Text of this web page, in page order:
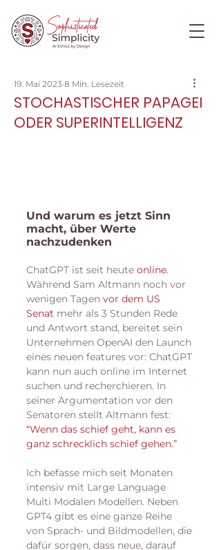
STOCHASTISCHER PAPAGEI
ODER SUPERINTELLIGENZ
19. Mai 2023 8 Min. Lesezeit
Und warum es jetzt Sinn
macht, über Werte
nachzudenken
ChatGPT ist seit heute online.
Während Sam Altmann noch vor
wenigen Tagen vor dem US
Senat mehr als 3 Stunden Rede
und Antwort stand, bereitet sein
Unternehmen OpenAI den Launch
eines neuen features vor: ChatGPT
kann nun auch online im Internet
suchen und recherchieren. In
seiner Argumentation vor den
Senatoren stellt Altmann fest:
“Wenn das schief geht, kann es
ganz schrecklich schief gehen.”
Ich befasse mich seit Monaten
intensiv mit Large Language
Multi Modalen Modellen. Neben
GPT4 gibt es eine ganze Reihe
von Sprach- und Bildmodellen, die
dafür sorgen, dass neue, darauf